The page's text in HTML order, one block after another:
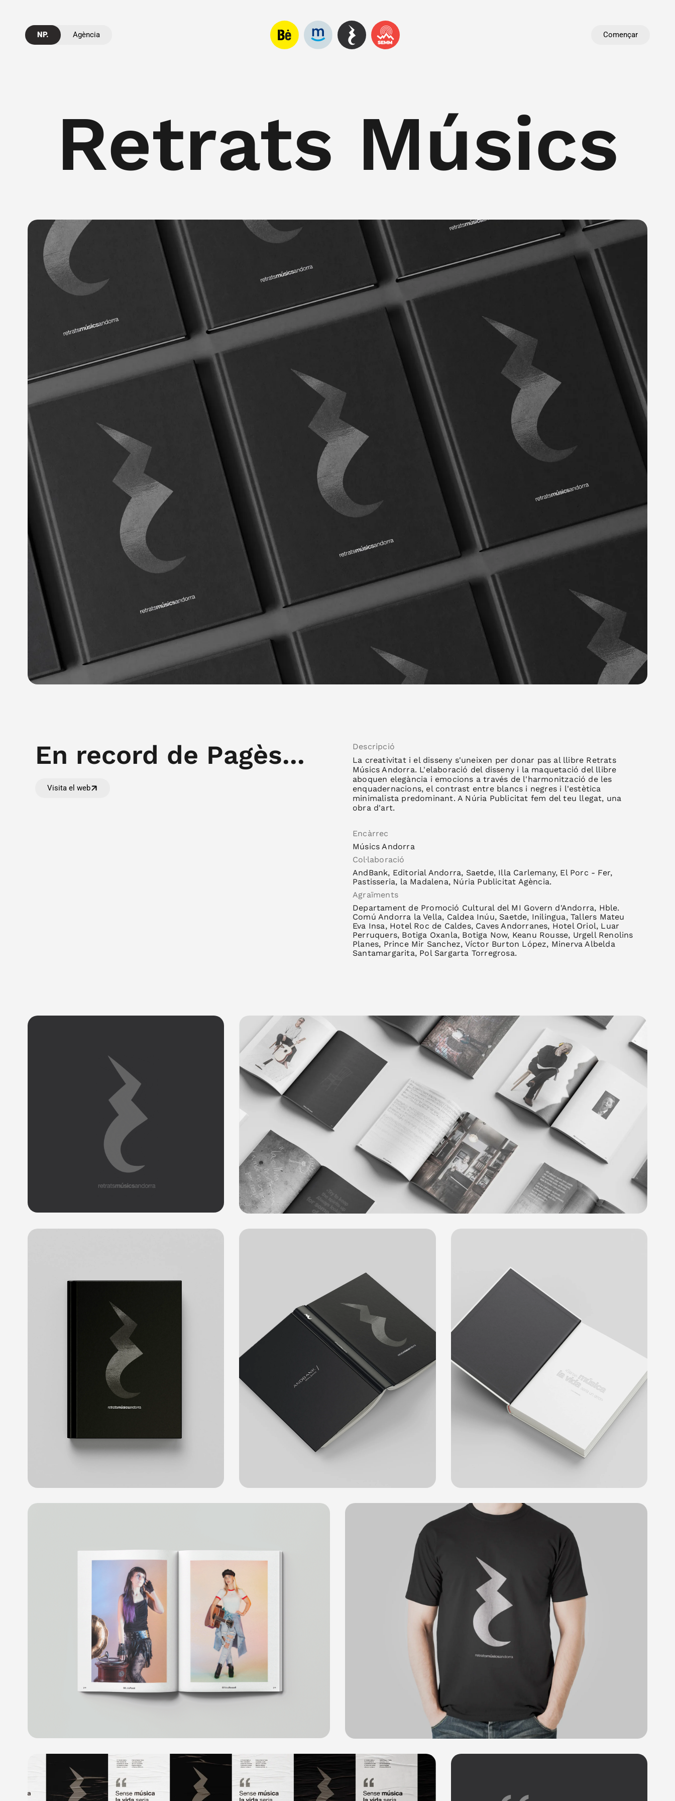
NP. Agència Començar
Retrats Músics
En record de Pagès...
Visita el web
Descripció
La creativitat i el disseny s'uneixen per donar pas al llibre Retrats
Músics Andorra. L'elaboració del disseny i la maquetació del llibre
aboquen elegància i emocions a través de l'harmonització de les
enquadernacions, el contrast entre blancs i negres i l'estètica
minimalista predominant. A Núria Publicitat fem del teu llegat, una
obra d'art.
Encàrrec
Músics Andorra
Col·laboració
AndBank, Editorial Andorra, Saetde, Illa Carlemany, El Porc - Fer,
Pastisseria, la Madalena, Núria Publicitat Agència.
Agraïments
Departament de Promoció Cultural del MI Govern d'Andorra, Hble.
Comú Andorra la Vella, Caldea Inúu, Saetde, Inilingua, Tallers Mateu
Eva Insa, Hotel Roc de Caldes, Caves Andorranes, Hotel Oriol, Luar
Perruquers, Botiga Oxanla, Botiga Now, Keanu Rousse, Urgell Renolins
Planes, Prince Mir Sanchez, Víctor Burton López, Minerva Albelda
Santamargarita, Pol Sargarta Torregrosa.